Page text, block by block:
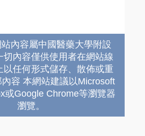
內容屬中國醫藥大學附設
切內容僅供使用者在網站線
以任何形式儲存、散佈或重
容 本網站建議以Microsoft
或Google Chrome等瀏覽器
瀏覽。